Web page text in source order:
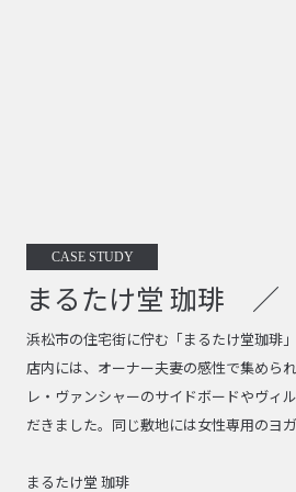
CASE STUDY
まるたけ堂 珈琲
浜松市の住宅街に佇む「まるたけ堂珈琲
店内には、オーナー夫妻の感性で集めら
レ・ヴァンシャーのサイドボードやヴィ
だきました。同じ敷地には女性専用のヨ
まるたけ堂 珈琲